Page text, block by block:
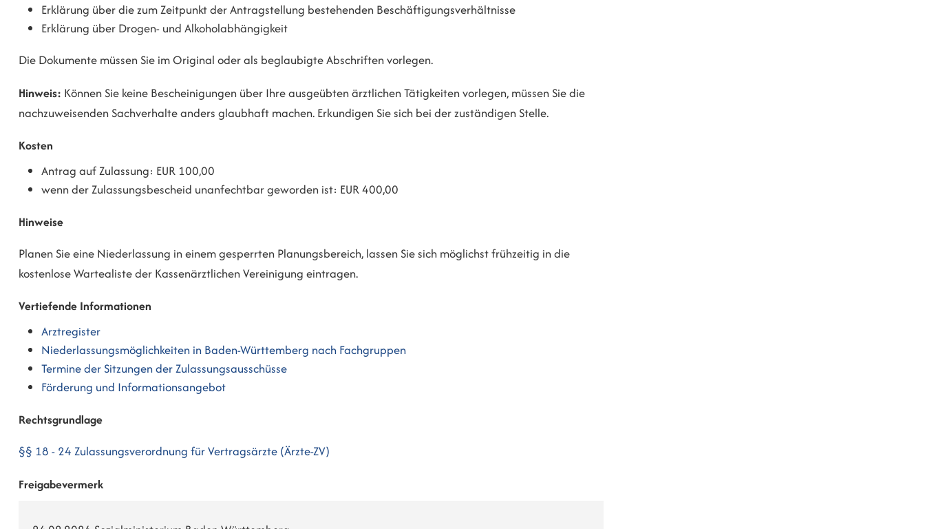
Erklärung über die zum Zeitpunkt der Antragstellung bestehenden Beschäftigungsverhältnisse
Erklärung über Drogen- und Alkoholabhängigkeit
Die Dokumente müssen Sie im Original oder als beglaubigte Abschriften vorlegen.
Hinweis: Können Sie keine Bescheinigungen über Ihre ausgeübten ärztlichen Tätigkeiten vorlegen, müssen Sie die
nachzuweisenden Sachverhalte anders glaubhaft machen. Erkundigen Sie sich bei der zuständigen Stelle.
Kosten
Antrag auf Zulassung: EUR 100,00
wenn der Zulassungsbescheid unanfechtbar geworden ist: EUR 400,00
Hinweise
Planen Sie eine Niederlassung in einem gesperrten Planungsbereich, lassen Sie sich möglichst frühzeitig in die
kostenlose Wartealiste der Kassenärztlichen Vereinigung eintragen.
Vertiefende Informationen
Arztregister
Niederlassungsmöglichkeiten in Baden-Württemberg nach Fachgruppen
Termine der Sitzungen der Zulassungsausschüsse
Förderung und Informationsangebot
Rechtsgrundlage
§§ 18 - 24 Zulassungsverordnung für Vertragsärzte (Ärzte-ZV)
Freigabevermerk